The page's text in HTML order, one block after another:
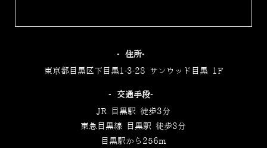
‐住所‐
東京都目黒区下目黒1-3-28 サンウッド目黒 1F
‐交通手段‐
JR 目黒駅 徒歩3分
東急目黒線 目黒駅 徒歩3分
目黒駅から256m